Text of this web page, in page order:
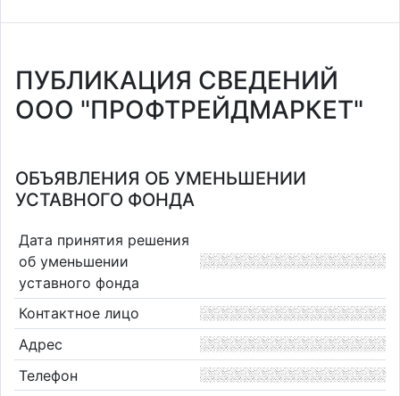
ПУБЛИКАЦИЯ СВЕДЕНИЙ
ООО "ПРОФТРЕЙДМАРКЕТ"
ОБЪЯВЛЕНИЯ ОБ УМЕНЬШЕНИИ
УСТАВНОГО ФОНДА
Дата принятия решения
об уменьшении
уставного фонда
Контактное лицо
Адрес
Телефон